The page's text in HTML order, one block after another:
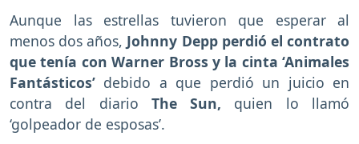
Aunque las estrellas tuvieron que esperar al
menos dos años, Johnny Depp perdió el contrato
que tenía con Warner Bross y la cinta ‘Animales
Fantásticos’ debido a que perdió un juicio en
contra del diario The Sun, quien lo llamó
‘golpeador de esposas’.